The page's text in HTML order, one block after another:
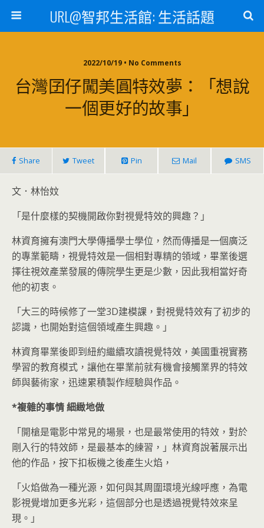
URL@智邦生活館: 生活話題
2022/10/19 • No Comments
台灣囝仔闖美圓特效夢：「想說
一個更好的故事」
Share Tweet Pin Mail SMS
文．林怡妏
「是什麼樣的契機開啟你對視覺特效的興趣？」
林資育擁有澳門大學傳播學士學位，然而傳播是一個廣泛
的專業範疇，視覺特效是一個相對專精的領域，畢業後選
擇往視效產業發展的傳院學生更是少數，因此我相當好奇
他的初衷。
「大三的時候修了一堂3D建模課，對視覺特效有了初步的
認識，也開始對這個領域產生興趣。」
林資育畢業後即到紐約繼續攻讀視覺特效，美國重視實務
學習的教育模式，讓他在畢業前就有機會接觸業界的特效
師與藝術家，迅速累積製作經驗與作品。
*複雜的事情細緻地做
「開槍是電影中常見的場景，也是最常使用的特效，對於
剛入行的特效師，是最基本的練習，」林資育說著展示出
他的作品，按下扣板機之後產生火焰，
「火焰做為一種光源，如何與其周圍環境光線呼應，為電
影視覺增加更多光彩，這個部分也是透過視覺特效來呈
現。」